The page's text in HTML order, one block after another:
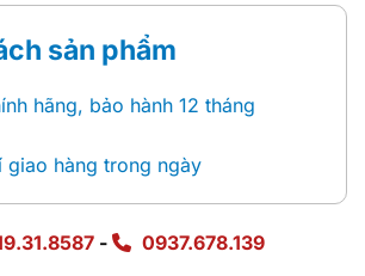
sản phẩm
hãng, bảo hành 12 tháng
giao hàng trong ngày
- 0937.678.139